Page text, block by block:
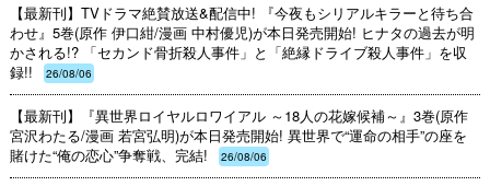
【最新刊】TVドラマ絶賛放送&配信中! 『今夜もシリアルキラーと待ち合
わせ』5巻(原作 伊口紺/漫画 中村優児)が本日発売開始! ヒナタの過去が明
かされる!? 「セカンド骨折殺人事件」と「絶縁ドライブ殺人事件」を収
録!!
26/08/06
【最新刊】『異世界ロイヤルロワイアル ～18人の花嫁候補～』3巻(原作
宮沢わたる/漫画 若宮弘明)が本日発売開始! 異世界で“運命の相手”の座を
賭けた“俺の恋心”争奪戦、完結!
26/08/06